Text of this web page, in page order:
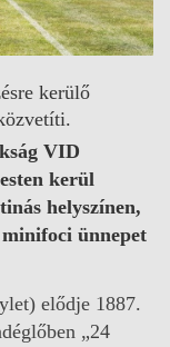
kerülő
VID
kerül
helyszínen,
ünnepet
elődje 1887.
„24